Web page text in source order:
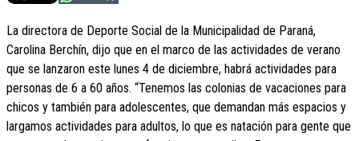
La directora de Deporte Social de la Municipalidad de Paraná,
Carolina Berchín, dijo que en el marco de las actividades de verano
que se lanzaron este lunes 4 de diciembre, habrá actividades para
personas de 6 a 60 años. “Tenemos las colonias de vacaciones para
chicos y también para adolescentes, que demandan más espacios y
largamos actividades para adultos, lo que es natación para gente que